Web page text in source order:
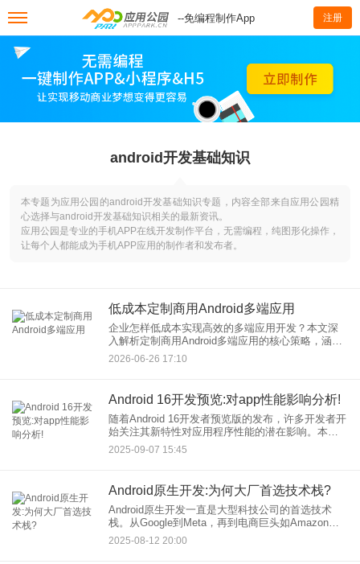
--免编程制作App 注册
android开发基础知识
本专题为应用公园的android开发基础知识专题，内容全部来自应用公园精
心选择与android开发基础知识相关的最新资讯。
应用公园是专业的手机APP在线开发制作平台，无需编程，纯图形化操作，
让每个人都能成为手机APP应用的制作者和发布者。
低成本定制商用Android多端应用
企业怎样低成本实现高效的多端应用开发？本文深
入解析定制商用Android多端应用的核心策略，涵盖
半定制开发、跨平台框架、资源优化等关键技术，
结合真实案例与成本对比，为企业提供可落地的低
2026-06-26 17:10
Android 16开发预览:对app性能影响分析!
随着Android 16开发者预览版的发布，许多开发者开
始关注其新特性对应用程序性能的潜在影响。本文
将从多个角度分析Android 16开发环境下app性能的
变化，并为开发者提供优化建议。
2025-09-07 15:45
Android原生开发:为何大厂首选技术栈?
Android原生开发一直是大型科技公司的首选技术
栈。从Google到Meta，再到电商巨头如Amazon，
这些企业都优先选择Android原生开发来构建高性
能、用户友好的应用。那么，什么是Andro
2025-08-12 20:00